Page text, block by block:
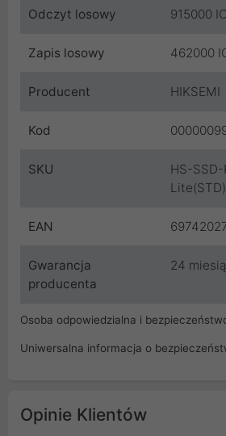
Odczyt losowy 915000
Zapis losowy 462000
Producent HIKSEMI
Kod
SKU
HS-SSD-
EAN
Gwarancja
producenta
24
Osoba odpowiedzialna i
Uniwersalna informacja o
Opinie Klientów